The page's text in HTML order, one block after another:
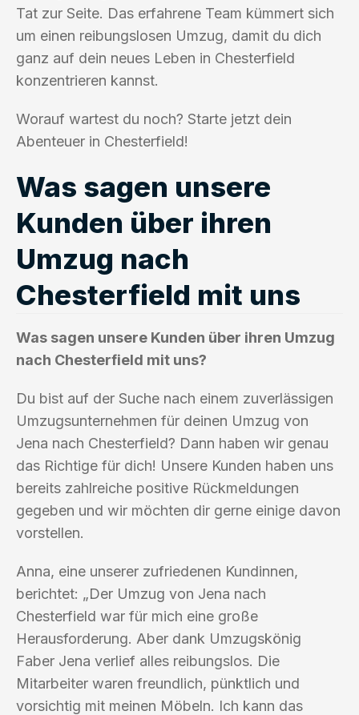
Tat zur Seite. Das erfahrene Team kümmert sich
um einen reibungslosen Umzug, damit du dich
ganz auf dein neues Leben in Chesterfield
konzentrieren kannst.
Worauf wartest du noch? Starte jetzt dein
Abenteuer in Chesterfield!
Was sagen unsere
Kunden über ihren
Umzug nach
Chesterfield mit uns
Was sagen unsere Kunden über ihren Umzug
nach Chesterfield mit uns?
Du bist auf der Suche nach einem zuverlässigen
Umzugsunternehmen für deinen Umzug von
Jena nach Chesterfield? Dann haben wir genau
das Richtige für dich! Unsere Kunden haben uns
bereits zahlreiche positive Rückmeldungen
gegeben und wir möchten dir gerne einige davon
vorstellen.
Anna, eine unserer zufriedenen Kundinnen,
berichtet: „Der Umzug von Jena nach
Chesterfield war für mich eine große
Herausforderung. Aber dank Umzugskönig
Faber Jena verlief alles reibungslos. Die
Mitarbeiter waren freundlich, pünktlich und
vorsichtig mit meinen Möbeln. Ich kann das